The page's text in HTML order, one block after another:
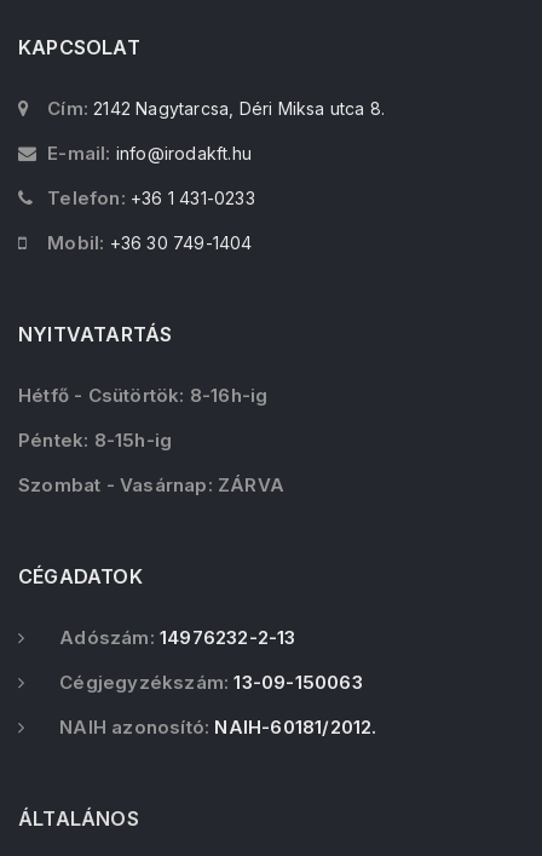
KAPCSOLAT
Cím: 2142 Nagytarcsa, Déri Miksa utca 8.
E-mail: info@irodakft.hu
Telefon: +36 1 431-0233
Mobil: +36 30 749-1404
NYITVATARTÁS
Hétfő - Csütörtök: 8-16h-ig
Péntek: 8-15h-ig
Szombat - Vasárnap: ZÁRVA
CÉGADATOK
Adószám: 14976232-2-13
Cégjegyzékszám: 13-09-150063
NAIH azonosító: NAIH-60181/2012.
ÁLTALÁNOS